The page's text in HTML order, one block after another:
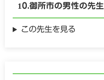
御所市の男性の先生
この先生を見る